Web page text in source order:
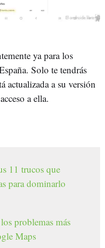
ya para los
Solo te tendrás
actualizada a su versión
a ella.
11 trucos que
para dominarlo
problemas más
Maps